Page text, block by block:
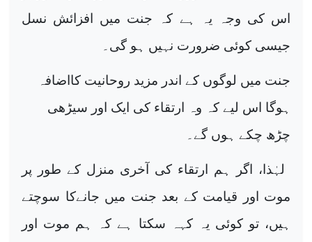
اس کی وجہ یہ ہے کہ جنت میں افزائش نسل
جیسی کوئی ضرورت نہیں ہو گی۔
جنت میں لوگوں کے اندر مزید روحانیت کااضافہ
ہوگا اس لیے کہ وہ ارتقاء کی ایک اور سیڑھی
چڑھ چکے ہوں گے۔
لہٰذا، اگر ہم ارتقاء کی آخری منزل کے طور پر
موت اور قیامت کے بعد جنت میں جانےکا سوچتے
ہیں، تو کوئی یہ کہہ سکتا ہے کہ ہم موت اور